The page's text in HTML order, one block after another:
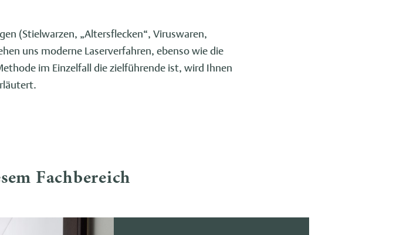
(Stielwarzen, „Altersflecken“, Viruswaren,
uns moderne Laserverfahren, ebenso wie die
im Einzelfall die zielführende ist, wird Ihnen
Fachbereich